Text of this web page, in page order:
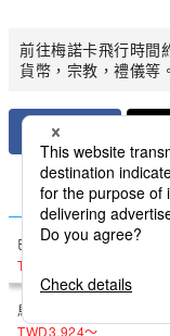
前往梅諾卡飛行時間
貨幣，宗教，禮儀等
比較國
巴塞隆納 梅諾卡(MAH)
TWD8,920
馬德里
TWD3,924〜